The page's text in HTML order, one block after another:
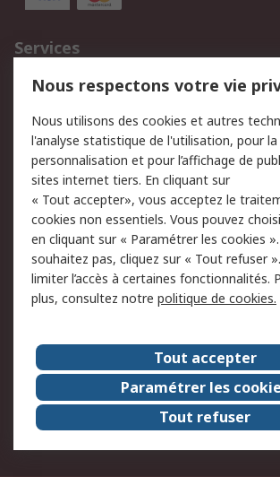
Services
750.000 produits
2.500
Retours
Support
Track & trace
Legal
Politique de cookies
Sécurité
Politique de protection
des données - Mise à
jour
de vente
A propos de RS
Le groupe RS Group
A propos
RS dans le monde
ESG
Nous respectons votre vie
Nous utilisons des cookies et autres
l'analyse statistique de l'utilisation, pour la
personnalisation et pour l’affichage de
sites internet tiers. En cliquant sur
« Tout accepter», vous acceptez le
cookies non essentiels. Vous pouvez
en cliquant sur « Paramétrer les cookies
souhaitez pas, cliquez sur « Tout refuser
limiter l’accès à certaines fonctionnalités.
plus, consultez notre politique de cookies.
Tout accepter
Paramétrer les
Tout refuser